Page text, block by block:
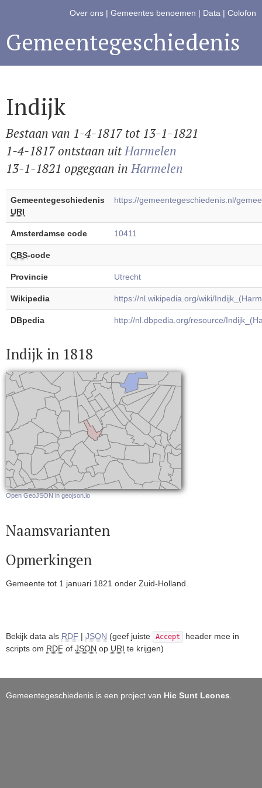
Over ons | Gemeentes benoemen | Data | Colofon
Gemeentegeschiedenis
Indijk
Bestaan van 1-4-1817 tot 13-1-1821
1-4-1817 ontstaan uitHarmelen
13-1-1821 opgegaan inHarmelen
Gemeentegeschiedenis
URI
https://gemeentegeschiedenis.nl/
Amsterdamse code 10411
CBS-code
Provincie Utrecht
Wikipedia https://nl.wikipedia.org/wiki/
DBpedia http://nl.dbpedia.org/resource/
Indijk in 1818
Open GeoJSON in geojson.io
Naamsvarianten
Opmerkingen
Gemeente tot 1 januari 1821 onder Zuid-Holland.
Bekijk data als RDF | JSON (geef juiste Accept
header mee in
scripts om RDF of JSON op URI te krijgen)
Gemeentegeschiedenis is een project van Hic Sunt Leones